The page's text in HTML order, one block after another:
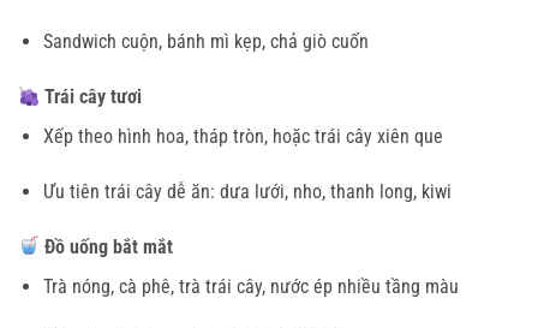
Sandwich cuộn, bánh mì kẹp, chả giò cuốn
Trái cây tươi
Xếp theo hình hoa, tháp tròn, hoặc trái cây xiên que
Ưu tiên trái cây dễ ăn: dưa lưới, nho, thanh long, kiwi
Đồ uống bắt mắt
Trà nóng, cà phê, trà trái cây, nước ép nhiều tầng màu